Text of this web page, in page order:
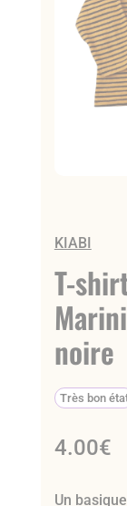
KIABI
T-
noire
Très bon
4.00€
Un